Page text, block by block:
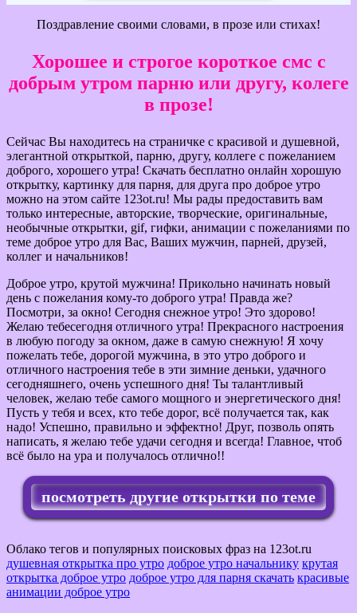
Поздравление своими словами, в прозе или стихах!
Хорошее и строгое короткое смс с
добрым утром парню или другу, колеге
в прозе!
Сейчас Вы находитесь на страничке с красивой и душевной,
элегантной открыткой, парню, другу, коллеге с пожеланием
доброго, хорошего утра! Скачать бесплатно онлайн хорошую
открытку, картинку для парня, для друга про доброе утро
можно на этом сайте 123ot.ru! Мы рады предоставить вам
только интересные, авторские, творческие, оригинальные,
необычные открытки, gif, гифки, анимации с пожеланиями по
теме доброе утро для Вас, Ваших мужчин, парней, друзей,
коллег и начальников!
Доброе утро, крутой мужчина! Прикольно начинать новый
день с пожелания кому-то доброго утра! Правда же?
Посмотри, за окно! Сегодня снежное утро! Это здорово!
Желаю тебесегодня отличного утра! Прекрасного настроения
в любую погоду за окном, даже в самую снежную! Я хочу
пожелать тебе, дорогой мужчина, в это утро доброго и
отличного настроения тебе в эти зимние деньки, удачного
сегодняшнего, очень успешного дня! Ты талантливый
человек, желаю тебе самого мощного и энергетического дня!
Пусть у тебя и всех, кто тебе дорог, всё получается так, как
надо! Успешно, правильно и эффектно! Друг, позволь опять
написать, я желаю тебе удачи сегодня и всегда! Главное, чтоб
всё было на ура и получалось отлично!!
посмотреть другие открытки по теме
Облако тегов и популярных поисковых фраз на 123ot.ru
душевная открытка про утро доброе утро начальнику крутая
открытка доброе утро доброе утро для парня скачать красивые
анимации доброе утро